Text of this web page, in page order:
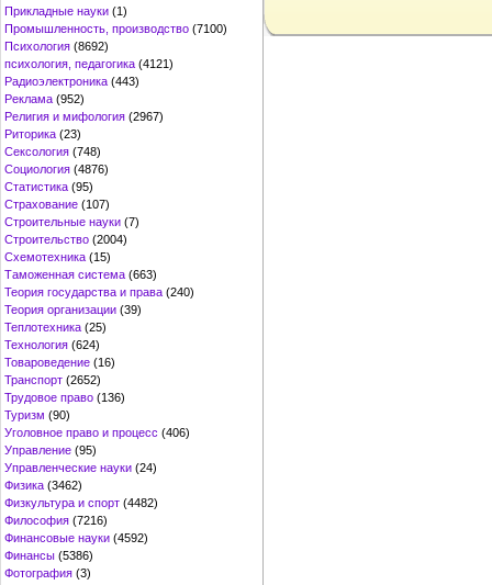
Прикладные науки (1)
Промышленность, производство (7100)
Психология (8692)
психология, педагогика (4121)
Радиоэлектроника (443)
Реклама (952)
Религия и мифология (2967)
Риторика (23)
Сексология (748)
Социология (4876)
Статистика (95)
Страхование (107)
Строительные науки (7)
Строительство (2004)
Схемотехника (15)
Таможенная система (663)
Теория государства и права (240)
Теория организации (39)
Теплотехника (25)
Технология (624)
Товароведение (16)
Транспорт (2652)
Трудовое право (136)
Туризм (90)
Уголовное право и процесс (406)
Управление (95)
Управленческие науки (24)
Физика (3462)
Физкультура и спорт (4482)
Философия (7216)
Финансовые науки (4592)
Финансы (5386)
Фотография (3)